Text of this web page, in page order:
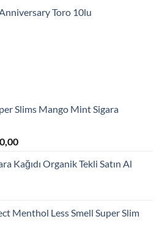
Toro 10lu
Slims Mango Mint Sigara
Şu
fiyat:
Kağıdı Organik Tekli Satın Al
Menthol Less Smell Super Slim